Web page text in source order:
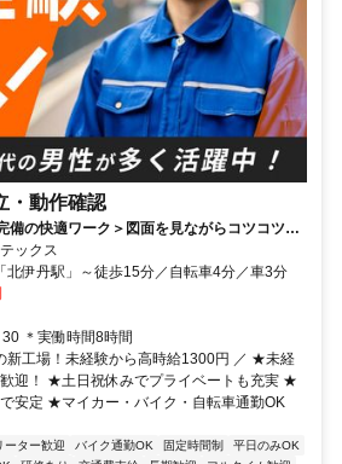
・動作確認
備の快適ワーク＞図面を見ながらコツコツ組
20代～40代の男性活躍中！
ックス
北伊丹駅」～徒歩15分／自転車4分／車3分
＊実働時間8時間
新工場！未経験から高時給1300円 ／ ★未経
迎！ ★土日祝休みでプライベートも充実 ★
安定 ★マイカー・バイク・自転車通勤OK
ーター歓迎 バイク通勤OK 固定時間制
平日のみOK